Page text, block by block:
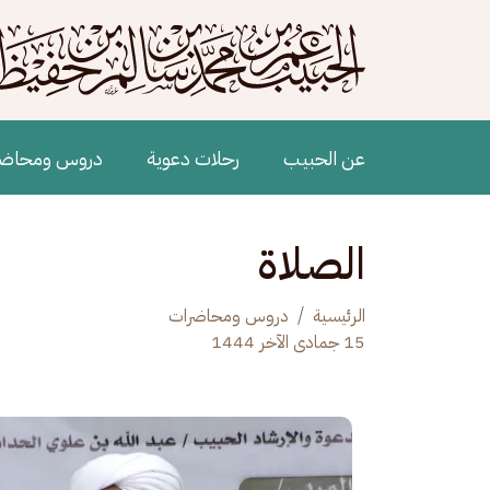
Main navigation
عن الحبيب رحلات دعوية دروس
الصلاة
الرئيسية
دروس ومحاضرات
15 جمادى الآخر 1444
الصورة